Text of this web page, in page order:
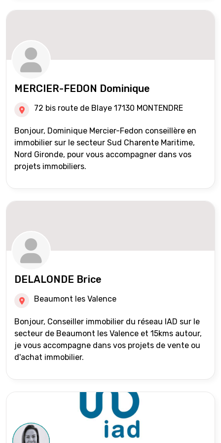
MERCIER-FEDON Dominique
72 bis route de Blaye 17130 MONTENDRE
Bonjour, Dominique Mercier-Fedon conseillère en
immobilier sur le secteur Sud Charente Maritime,
Nord Gironde, pour vous accompagner dans vos
projets immobiliers.
DELALONDE Brice
Beaumont les Valence
Bonjour, Conseiller immobilier du réseau IAD sur le
secteur de Beaumont les Valence et 15kms autour,
je vous accompagne dans vos projets de vente ou
d'achat immobilier.